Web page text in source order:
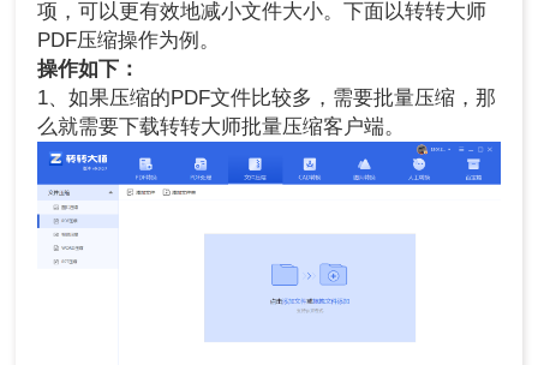
项，可以更有效地减小文件大小。下面以转转大师
PDF压缩操作为例。
操作如下：
1、如果压缩的PDF文件比较多，需要批量压缩，那
么就需要下载转转大师批量压缩客户端。